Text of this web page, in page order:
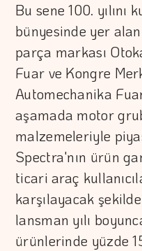
Bu sene 100. yılını
bünyesinde yer
parça markası
Fuar ve Kongre
Automechanika
aşamada motor
malzemeleriyle
Spectra'nın ürün
ticari araç
karşılayacak
lansman yılı
ürünlerinde yüzde